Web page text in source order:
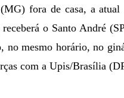
fora de casa, a atual
o Santo André
no mesmo horário, no
com a Upis/Brasília